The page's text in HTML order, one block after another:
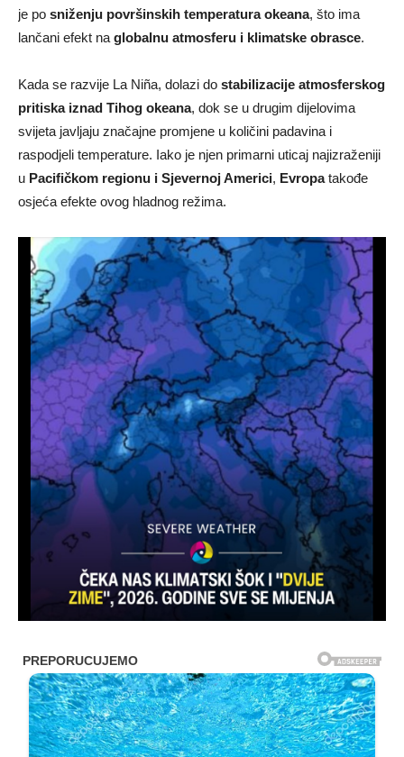
je po sniženju površinskih temperatura okeana, što ima
lančani efekt na globalnu atmosferu i klimatske obrasce.
Kada se razvije La Niña, dolazi do stabilizacije atmosferskog
pritiska iznad Tihog okeana, dok se u drugim dijelovima
svijeta javljaju značajne promjene u količini padavina i
raspodjeli temperature. Iako je njen primarni uticaj najizraženiji
u Pacifičkom regionu i Sjevernoj Americi, Evropatakođe
osjeća efekte ovog hladnog režima.